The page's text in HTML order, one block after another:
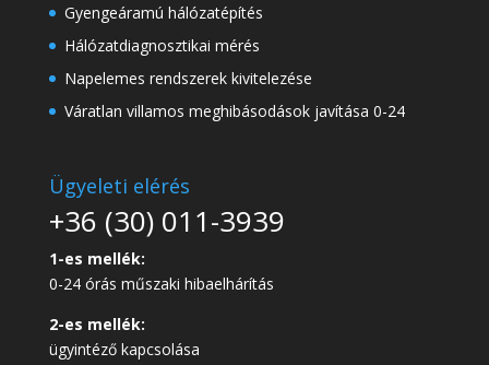
Gyengeáramú hálózatépítés
Hálózatdiagnosztikai mérés
Napelemes rendszerek kivitelezése
Váratlan villamos meghibásodások javítása 0-24
Ügyeleti elérés
+36 (30) 011-3939
1-es mellék:
0-24 órás műszaki hibaelhárítás
2-es mellék:
ügyintéző kapcsolása